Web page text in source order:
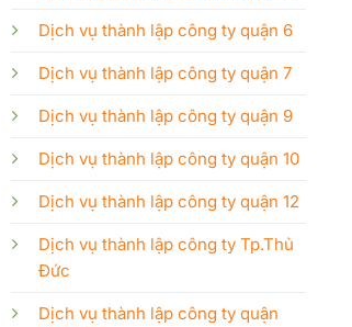
Dịch vụ thành lập công ty quận 6
Dịch vụ thành lập công ty quận 7
Dịch vụ thành lập công ty quận 9
Dịch vụ thành lập công ty quận 10
Dịch vụ thành lập công ty quận 12
Dịch vụ thành lập công ty Tp.Thủ
Đức
Dịch vụ thành lập công ty quận